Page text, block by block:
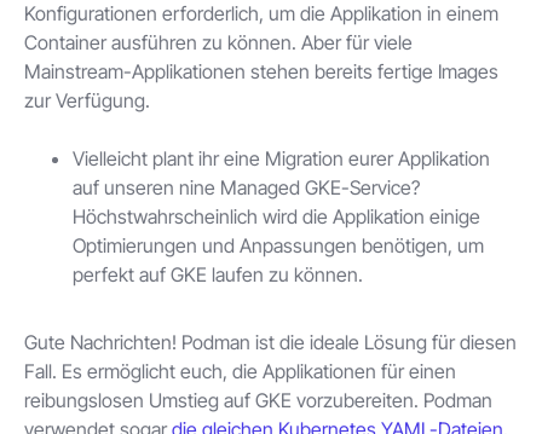
Konfigurationen erforderlich, um die Applikation in einem
Container ausführen zu können. Aber für viele
Mainstream-Applikationen stehen bereits fertige Images
zur Verfügung.
Vielleicht plant ihr eine Migration eurer Applikation
auf unseren nine Managed GKE-Service?
Höchstwahrscheinlich wird die Applikation einige
Optimierungen und Anpassungen benötigen, um
perfekt auf GKE laufen zu können.
Gute Nachrichten! Podman ist die ideale Lösung für diesen
Fall. Es ermöglicht euch, die Applikationen für einen
reibungslosen Umstieg auf GKE vorzubereiten. Podman